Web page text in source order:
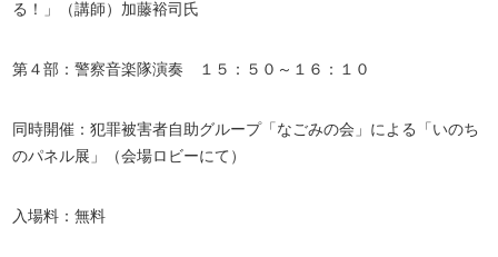
る！」（講師）加藤裕司氏
第４部：警察音楽隊演奏 １５：５０～１６：１０
同時開催：犯罪被害者自助グループ「なごみの会」による「いのち
のパネル展」（会場ロビーにて）
入場料：無料